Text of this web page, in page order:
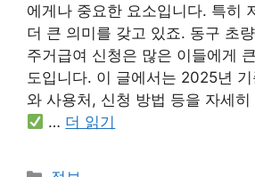
에게나 중요한 요소입니다. 특히
더 큰 의미를 갖고 있죠. 동구 초
주거급여 신청은 많은 이들에게
도입니다. 이 글에서는 2025년
와 사용처, 신청 방법 등을 자세
… 더 읽기
카